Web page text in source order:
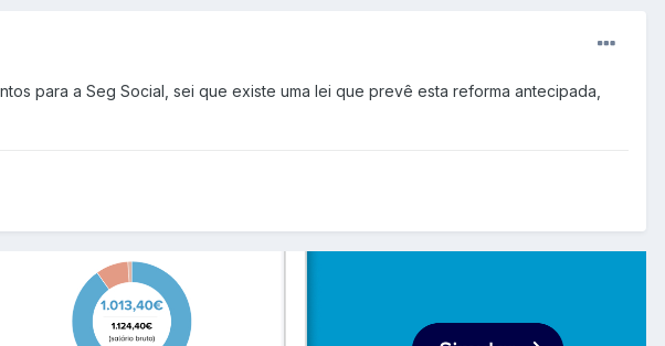
para a Seg Social, sei que existe uma lei que prevê esta reforma antecipada,